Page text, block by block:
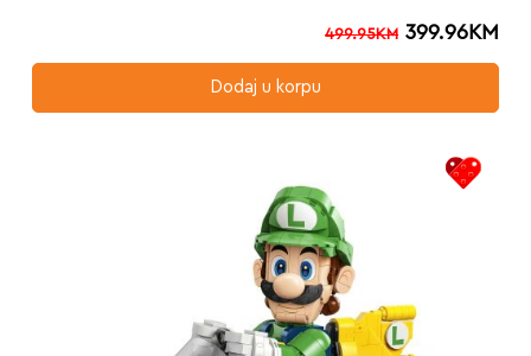
499.95KM 399.96KM
Dodaj u korpu